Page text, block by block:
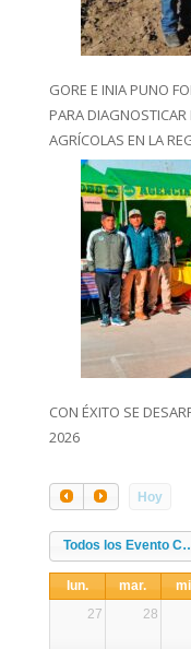
GORE E INIA PUNO
PARA DIAGNOSTICAR
AGRÍCOLAS EN LA
CON ÉXITO SE
2026
Hoy
Todos los
lun. mar.
27
28